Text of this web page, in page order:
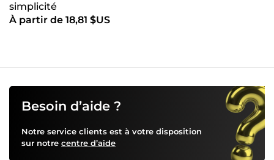
simplicité
À partir de 18,81 $US
Besoin d’aide ?
Notre service clients est à votre disposition
sur notre centre d’aide